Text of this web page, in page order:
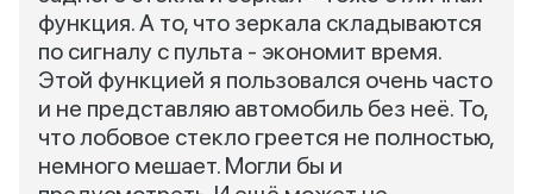
функция. А то, что зеркала складываются
по сигналу с пульта - экономит время.
Этой функцией я пользовался очень часто
и не представляю автомобиль без неё. То,
что лобовое стекло греется не полностью,
немного мешает. Могли бы и